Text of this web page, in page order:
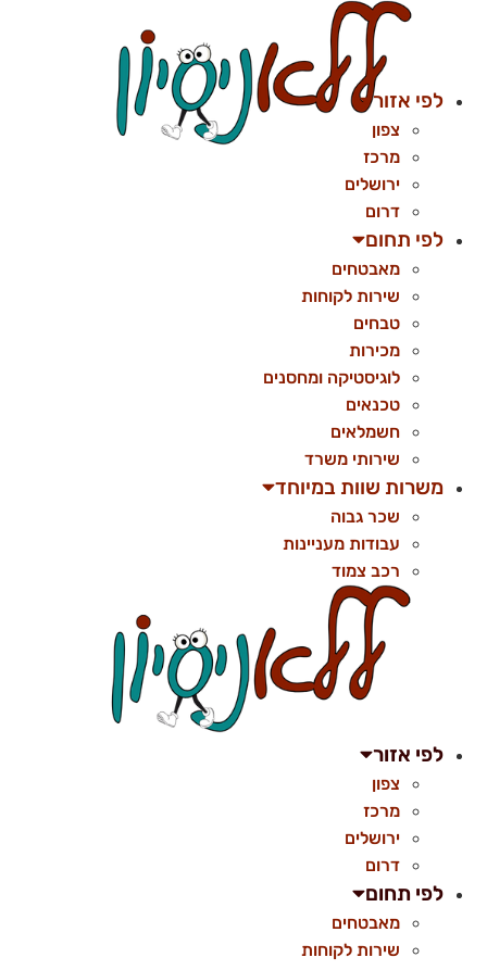
לפי אזור
צפון
מרכז
ירושלים
דרום
לפי תחום
מאבטחים
שירות לקוחות
טבחים
מכירות
לוגיסטיקה ומחסנים
טכנאים
חשמלאים
שירותי משרד
משרות שוות במיוחד
שכר גבוה
עבודות מעניינות
רכב צמוד
לפי אזור
צפון
מרכז
ירושלים
דרום
לפי תחום
מאבטחים
שירות לקוחות